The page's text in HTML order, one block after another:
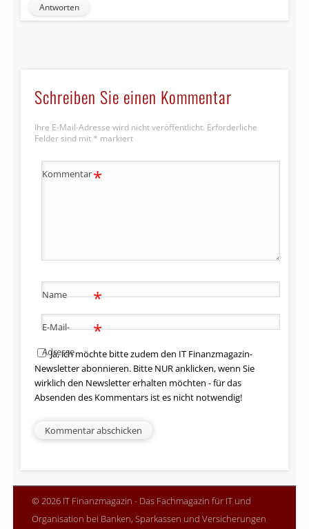
Antworten
Schreiben Sie einen Kommentar
Ihre E-Mail-Adresse wird nicht veröffentlicht. Erforderliche
Felder sind mit * markiert
Kommentar*
Name *
E-Mail-
Adresse
*
Ja, ich möchte bitte zudem den IT Finanzmagazin-
Newsletter abonnieren. Bitte NUR anklicken, wenn Sie
wirklich den Newsletter erhalten möchten - für das
Absenden des Kommentars ist es nicht notwendig!
© 2026 IT Finanzmagazin - Das Fachmagazin für IT und
Organisation bei Banken, Sparkassen und Versicherungen